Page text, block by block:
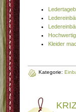
Kleider
Kategorie: